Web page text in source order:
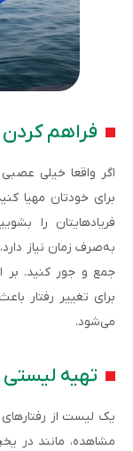
فراهم
اگر واقعا خیلی
برای خودتان مهیا
فریادهای­تان را
به‌صرف زمان نیاز
جمع و جور کنید. بر
برای تغییر رفتار
می‌شود.
تهیه لیستی
یک لیست از
­مشاهده، مانند در